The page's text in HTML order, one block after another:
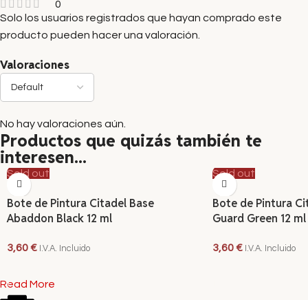
0
Valoraciones
No hay valoraciones aún.
Solo los usuarios registrados que hayan comprado este
producto pueden hacer una valoración.
Productos que quizás también te
interesen...
Sold out
Bote de Pintura Citadel Base
Abaddon Black 12 ml
3,60€ I.V.A. Incluido
Sold out
Bote de Pintura
Guard Green 12 ml
3,60€ I.V.A. Incluido
Read More